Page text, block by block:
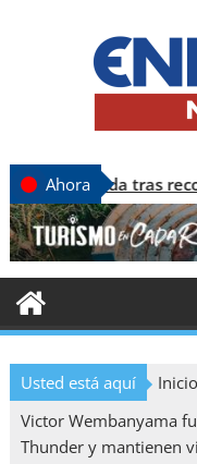
Ahora
reconocerla
Usted está aquí Inicio
Victor Wembanyama
Thunder y mantienen